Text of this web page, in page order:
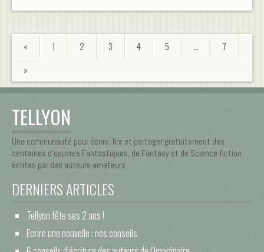
« 1 2 3 4 5 …
7
»
TELLYON
Une communauté pour écrire, lire et partager gratuitement des
centaines d’oeuvres Fantastiques, de Fantasy et de Science-fiction
écrites par des auteurs amateurs.
DERNIERS ARTICLES
Tellyon fête ses 2 ans !
Ecrire une nouvelle : nos conseils